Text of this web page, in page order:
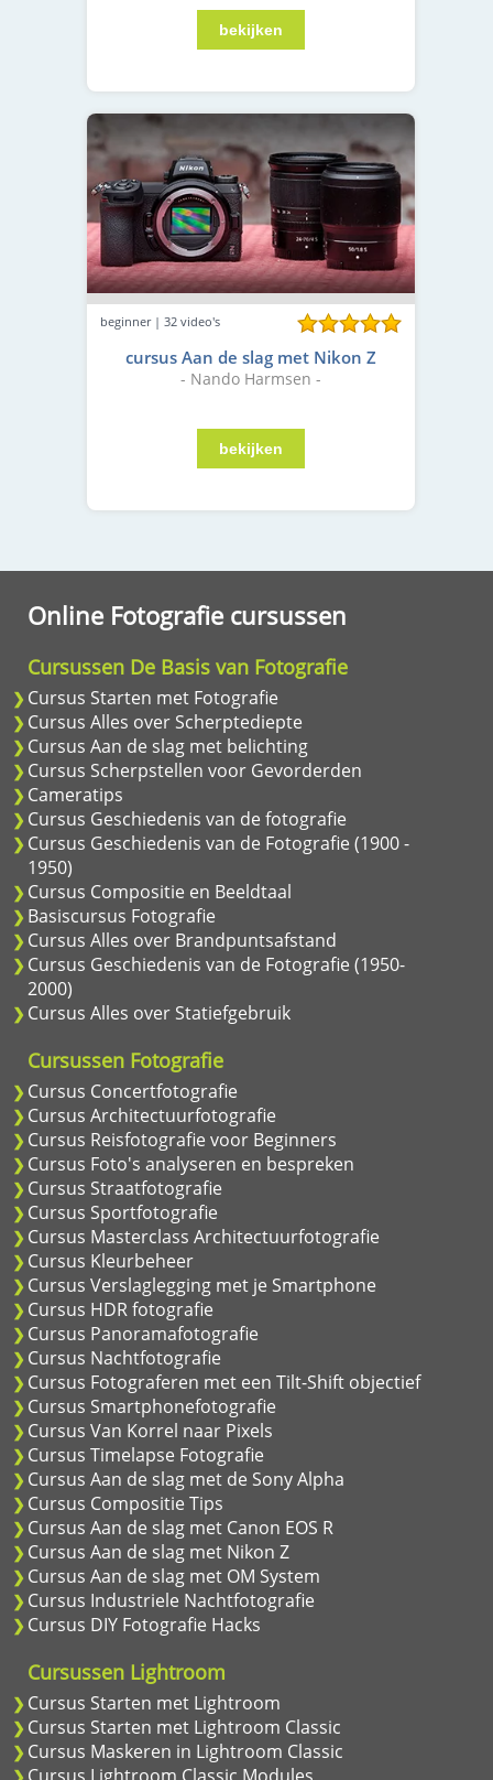
beginner | 32 video's
cursus Aan de slag met Nikon Z
- Nando Harmsen -
Online Fotografie cursussen
Cursussen De Basis van Fotografie
Cursus Starten met Fotografie
Cursus Alles over Scherptediepte
Cursus Aan de slag met belichting
Cursus Scherpstellen voor Gevorderden
Cameratips
Cursus Geschiedenis van de fotografie
Cursus Geschiedenis van de Fotografie (1900 -
1950)
Cursus Compositie en Beeldtaal
Basiscursus Fotografie
Cursus Alles over Brandpuntsafstand
Cursus Geschiedenis van de Fotografie (1950-
2000)
Cursus Alles over Statiefgebruik
Cursussen Fotografie
Cursus Concertfotografie
Cursus Architectuurfotografie
Cursus Reisfotografie voor Beginners
Cursus Foto's analyseren en bespreken
Cursus Straatfotografie
Cursus Sportfotografie
Cursus Masterclass Architectuurfotografie
Cursus Kleurbeheer
Cursus Verslaglegging met je Smartphone
Cursus HDR fotografie
Cursus Panoramafotografie
Cursus Nachtfotografie
Cursus Fotograferen met een Tilt-Shift objectief
Cursus Smartphonefotografie
Cursus Van Korrel naar Pixels
Cursus Timelapse Fotografie
Cursus Aan de slag met de Sony Alpha
Cursus Compositie Tips
Cursus Aan de slag met Canon EOS R
Cursus Aan de slag met Nikon Z
Cursus Aan de slag met OM System
Cursus Industriele Nachtfotografie
Cursus DIY Fotografie Hacks
Cursussen Lightroom
Cursus Starten met Lightroom
Cursus Starten met Lightroom Classic
Cursus Maskeren in Lightroom Classic